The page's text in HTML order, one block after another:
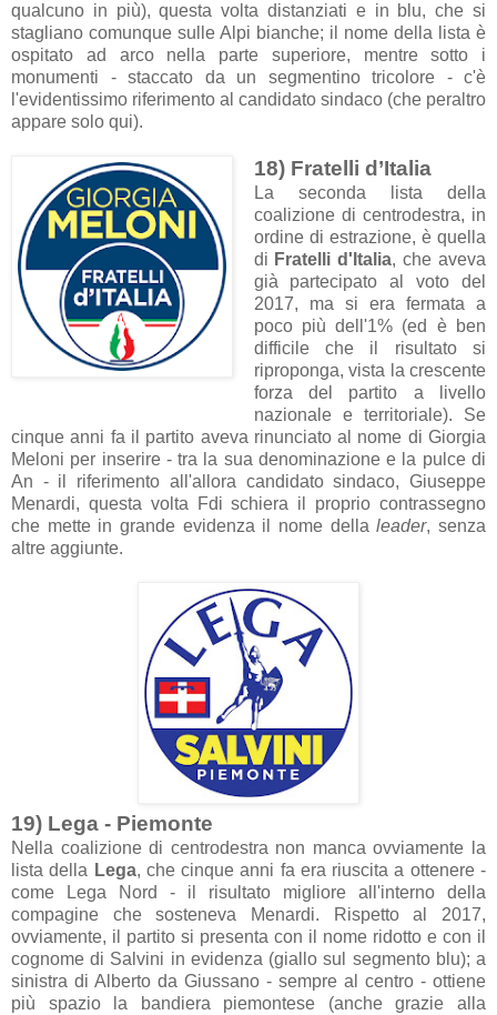
qualcuno in più), questa volta distanziati e in blu, che si
stagliano comunque sulle Alpi bianche; il nome della lista è
ospitato ad arco nella parte superiore, mentre sotto i
monumenti - staccato da un segmentino tricolore - c'è
l'evidentissimo riferimento al candidato sindaco (che peraltro
appare solo qui).
18) Fratelli d’Italia
La seconda lista della
coalizione di centrodestra, in
ordine di estrazione, è quella
di Fratelli d'Italia, che aveva
già partecipato al voto del
2017, ma si era fermata a
poco più dell'1% (ed è ben
difficile che il risultato si
riproponga, vista la crescente
forza del partito a livello
nazionale e territoriale). Se
cinque anni fa il partito aveva rinunciato al nome di Giorgia
Meloni per inserire - tra la sua denominazione e la pulce di
An - il riferimento all'allora candidato sindaco, Giuseppe
Menardi, questa volta Fdi schiera il proprio contrassegno
che mette in grande evidenza il nome dellaleader, senza
altre aggiunte.
19) Lega - Piemonte
Nella coalizione di centrodestra non manca ovviamente la
lista della Lega, che cinque anni fa era riuscita a ottenere -
come Lega Nord - il risultato migliore all'interno della
compagine che sosteneva Menardi. Rispetto al 2017,
ovviamente, il partito si presenta con il nome ridotto e con il
cognome di Salvini in evidenza (giallo sul segmento blu); a
sinistra di Alberto da Giussano - sempre al centro - ottiene
più spazio la bandiera piemontese (anche grazie alla